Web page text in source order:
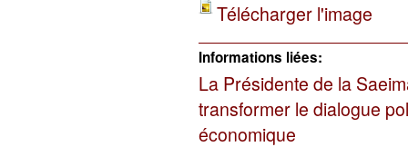
Télécharger l'image
Informations liées:
La Présidente de la
transformer le dialogue
économique